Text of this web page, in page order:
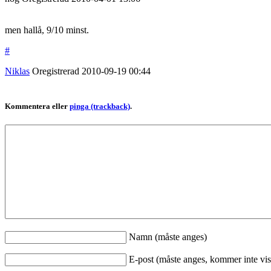
men hallå, 9/10 minst.
#
Niklas Oregistrerad 2010-09-19 00:44
Kommentera eller pinga (trackback).
Namn (måste anges)
E-post (måste anges, kommer inte